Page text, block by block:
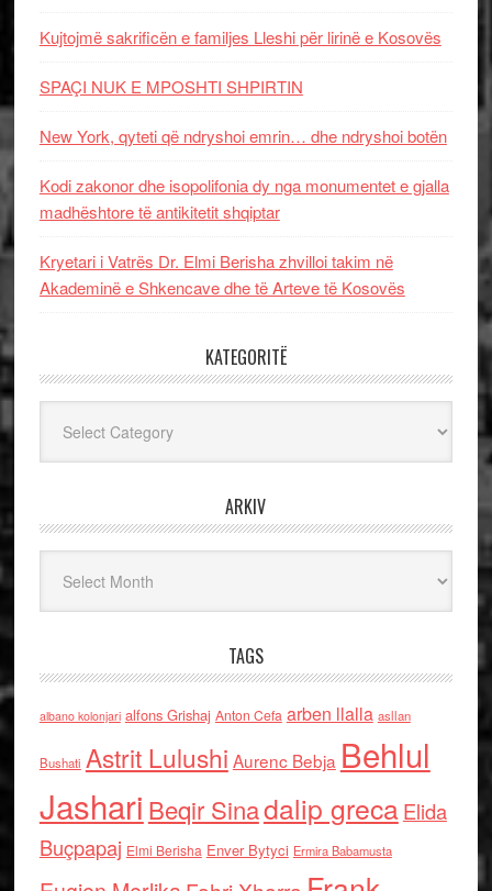
Kujtojmë sakrificën e familjes Lleshi për lirinë e Kosovës
SPAÇI NUK E MPOSHTI SHPIRTIN
New York, qyteti që ndryshoi emrin… dhe ndryshoi botën
Kodi zakonor dhe isopolifonia dy nga monumentet e gjalla
madhështore të antikitetit shqiptar
Kryetari i Vatrës Dr. Elmi Berisha zhvilloi takim në
Akademinë e Shkencave dhe të Arteve të Kosovës
KATEGORITË
ARKIV
TAGS
albano kolonjari alfons Grishaj Anton Cefa arben llalla asllan
Bushati Astrit Lulushi Aurenc Bebja Behlul
Jashari Beqir Sinadalip grecaElida
Buçpapaj Elmi Berisha Enver Bytyci Ermira Babamusta